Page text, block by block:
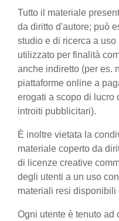
Tutto il materiale
da diritto d'autore; può
studio e di ricerca a
utilizzato per finalità
anche indiretto (per es.
piattaforme online a
erogati a scopo di lucro
introiti pubblicitari).
È inoltre vietata la
materiale coperto da
di licenze creative
degli utenti a un uso
materiali resi
Ogni utente è tenuto ad